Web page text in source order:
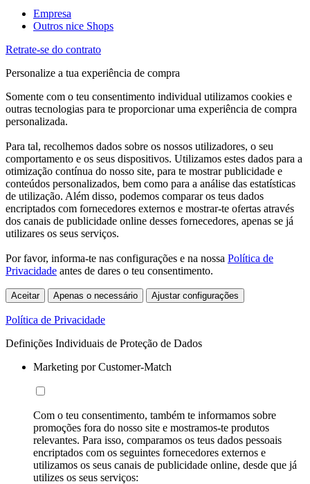
Empresa
Outros nice Shops
Retrate-se do contrato
Personalize a tua experiência de compra
Somente com o teu consentimento individual utilizamos cookies e
outras tecnologias para te proporcionar uma experiência de compra
personalizada.
Para tal, recolhemos dados sobre os nossos utilizadores, o seu
comportamento e os seus dispositivos. Utilizamos estes dados para a
otimização contínua do nosso site, para te mostrar publicidade e
conteúdos personalizados, bem como para a análise das estatísticas
de utilização. Além disso, podemos comparar os teus dados
encriptados com fornecedores externos e mostrar-te ofertas através
dos canais de publicidade online desses fornecedores, apenas se já
utilizares os seus serviços.
Por favor, informa-te nas configurações e na nossa Política de
Privacidade antes de dares o teu consentimento.
Aceitar Apenas o necessário Ajustar configurações
Política de Privacidade
Definições Individuais de Proteção de Dados
Marketing por Customer-Match
Com o teu consentimento, também te informamos sobre
promoções fora do nosso site e mostramos-te produtos
relevantes. Para isso, comparamos os teus dados pessoais
encriptados com os seguintes fornecedores externos e
utilizamos os seus canais de publicidade online, desde que já
utilizes os seus serviços: